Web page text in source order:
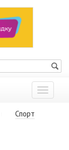
Показать
меню
Спорт